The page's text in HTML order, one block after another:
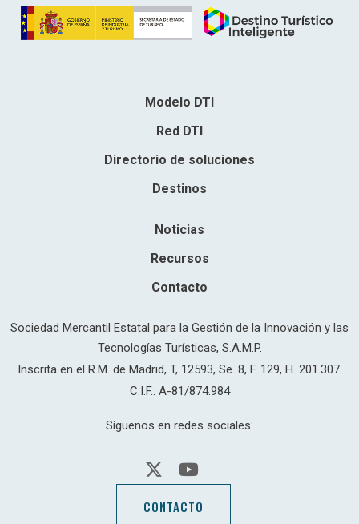
Modelo DTI
Red DTI
Directorio de soluciones
Destinos
Noticias
Recursos
Contacto
Sociedad Mercantil Estatal para la Gestión de la Innovación y las
Tecnologías Turísticas, S.A.M.P.
Inscrita en el R.M. de Madrid, T, 12593, Se. 8, F. 129, H. 201.307.
C.I.F.: A-81/874.984
Síguenos en redes sociales:
CONTACTO